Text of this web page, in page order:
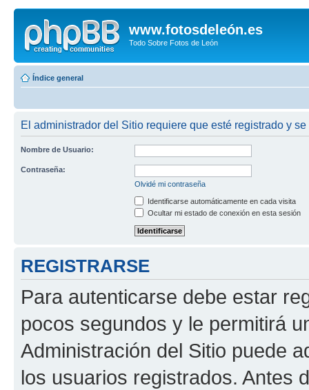
www.fotosdeleón.es
Todo Sobre Fotos de León
Índice general
El administrador del Sitio requiere que esté registrado y
Nombre de Usuario:
Contraseña:
Olvidé mi contraseña
Identificarse automáticamente en cada visita
Ocultar mi estado de conexión en esta sesión
REGISTRARSE
Para autenticarse debe estar
pocos segundos y le permitirá
Administración del Sitio puede
los usuarios registrados. Antes